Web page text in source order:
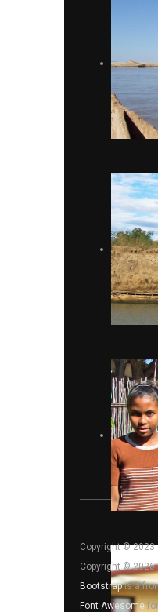
Copyright © 2023
Copyright © 2026
Bootstrapis a
Font Awesome